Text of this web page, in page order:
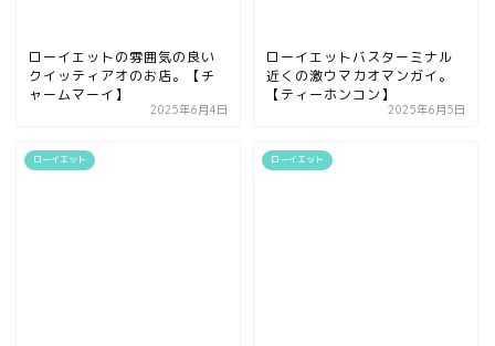
ローイエットの雰囲気の良い
クイッティアオのお店。【チ
ャームマーイ】
2025年6月4日
ローイエットバスターミナル
近くの激ウマカオマンガイ。
【ティーホンコン】
2025年6月5日
ローイエット ローイエット